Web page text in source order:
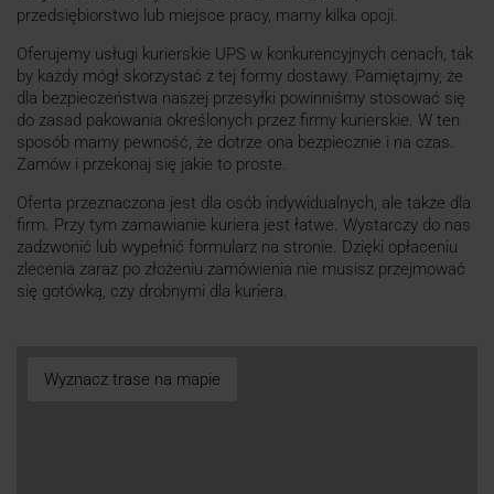
przedsiębiorstwo lub miejsce pracy, mamy kilka opcji.
Oferujemy usługi kurierskie UPS w konkurencyjnych cenach, tak
by każdy mógł skorzystać z tej formy dostawy. Pamiętajmy, że
dla bezpieczeństwa naszej przesyłki powinniśmy stosować się
do zasad pakowania określonych przez firmy kurierskie. W ten
sposób mamy pewność, że dotrze ona bezpiecznie i na czas.
Zamów i przekonaj się jakie to proste.
Oferta przeznaczona jest dla osób indywidualnych, ale także dla
firm. Przy tym zamawianie kuriera jest łatwe. Wystarczy do nas
zadzwonić lub wypełnić formularz na stronie. Dzięki opłaceniu
zlecenia zaraz po złożeniu zamówienia nie musisz przejmować
się gotówką, czy drobnymi dla kuriera.
Wyznacz trase na mapie